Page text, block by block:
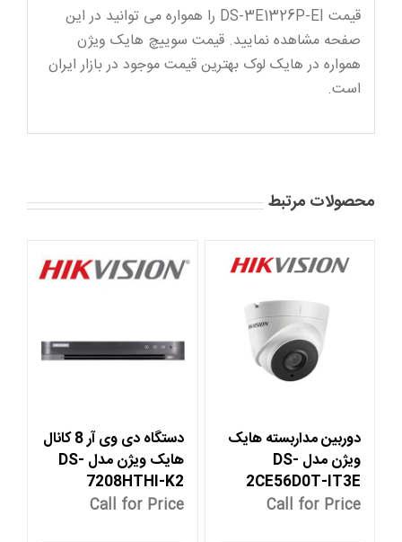
قیمت DS-3E1326P-EI را همواره می توانید در این
صفحه مشاهده نمایید. قیمت سوییچ هایک ویژن
همواره در هایک لوک بهترین قیمت موجود در بازار ایران
است.
محصولات مرتبط
دوربین مداربسته هایک
ویژن مدل DS-
2CE56D0T-IT3E
Call for Price
دستگاه دی وی آر 8 کانال
هایک ویژن مدل DS-
7208HTHI-K2
Call for Price